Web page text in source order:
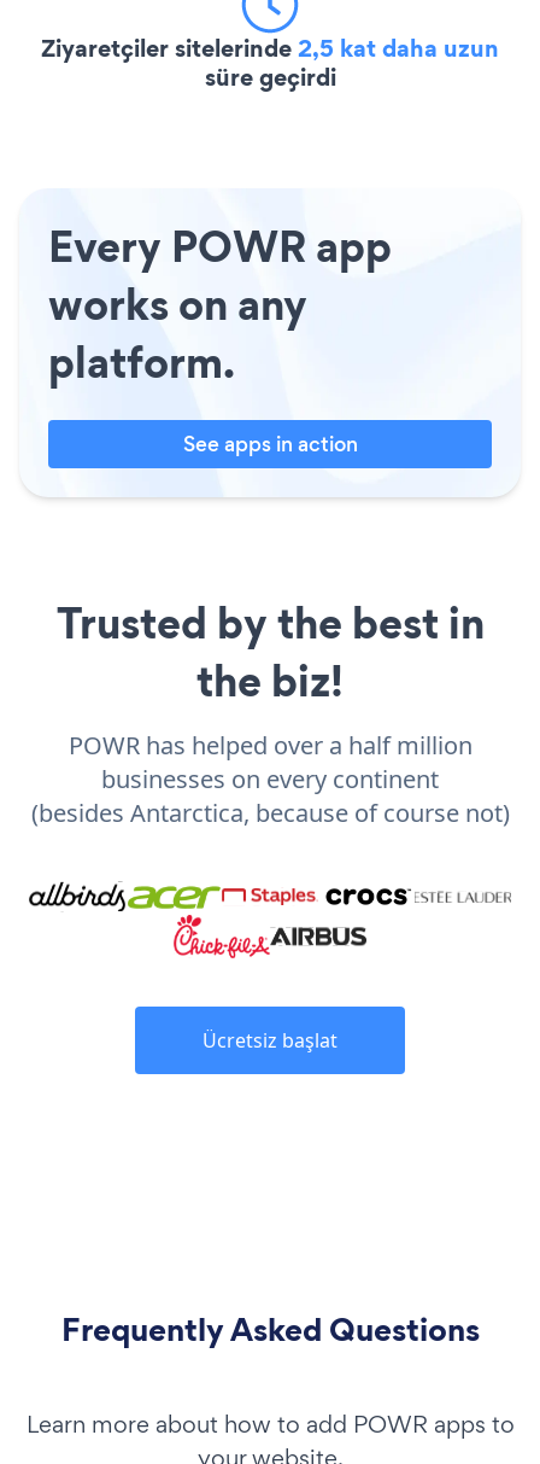
Ziyaretçiler sitelerinde2,5 kat daha uzun
süre geçirdi
Every POWR app
works on any
platform.
See apps in action
Trusted by the best in
the biz!
POWR has helped over a half million
businesses on every continent
(besides Antarctica, because of course not)
Ücretsiz başlat
Frequently Asked Questions
Learn more about how to add POWR apps to